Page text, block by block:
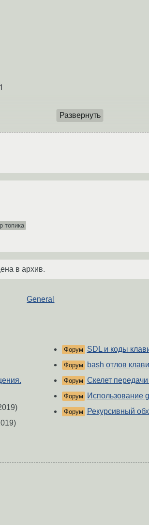
Развернуть
топика
в архив.
General
Форум SDL и коды
Форум bash отлов
Форум Скелет
Форум Использование
Форум Рекурсивный